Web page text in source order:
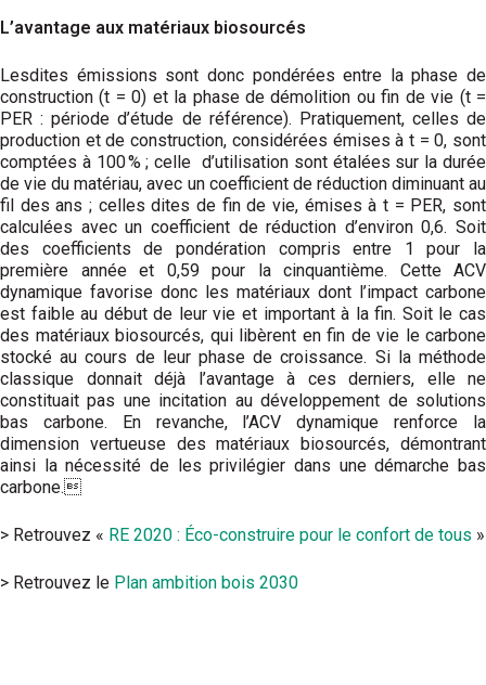
L’avantage aux matériaux biosourcés
Lesdites émissions sont donc pondérées entre la phase de
construction (t = 0) et la phase de démolition ou fin de vie (t =
PER : période d’étude de référence). Pratiquement, celles de
production et de construction, considérées émises à t = 0, sont
comptées à 100 % ; celle d’utilisation sont étalées sur la durée
de vie du matériau, avec un coefficient de réduction diminuant au
fil des ans ; celles dites de fin de vie, émises à t = PER, sont
calculées avec un coefficient de réduction d’environ 0,6. Soit
des coefficients de pondération compris entre 1 pour la
première année et 0,59 pour la cinquantième. Cette ACV
dynamique favorise donc les matériaux dont l’impact carbone
est faible au début de leur vie et important à la fin. Soit le cas
des matériaux biosourcés, qui libèrent en fin de vie le carbone
stocké au cours de leur phase de croissance. Si la méthode
classique donnait déjà l’avantage à ces derniers, elle ne
constituait pas une incitation au développement de solutions
bas carbone. En revanche, l’ACV dynamique renforce la
dimension vertueuse des matériaux biosourcés, démontrant
ainsi la nécessité de les privilégier dans une démarche bas
carbone.
> Retrouvez « RE 2020 : Éco-construire pour le confort de tous »
> Retrouvez le Plan ambition bois 2030